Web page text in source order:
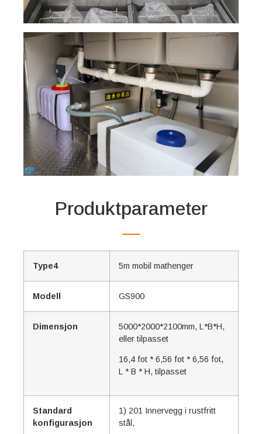
Produktparameter
Type4 5m mobil mathenger
Modell GS900
Dimensjon
5000*2000*2100mm, L*B*H,
eller tilpasset
16,4 fot * 6,56 fot * 6,56 fot,
L * B * H, tilpasset
Standard
konfigurasjon
1) 201 Innervegg i rustfritt
stål,